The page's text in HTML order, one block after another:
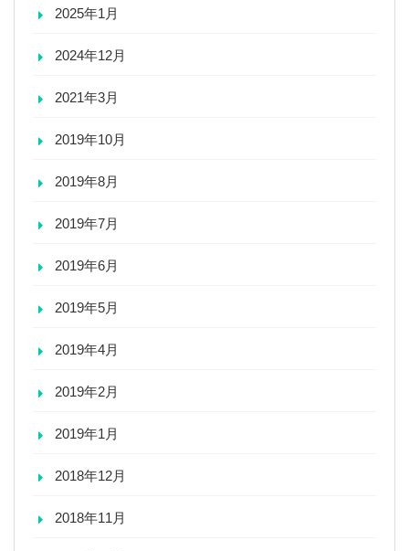
2025年1月
2024年12月
2021年3月
2019年10月
2019年8月
2019年7月
2019年6月
2019年5月
2019年4月
2019年2月
2019年1月
2018年12月
2018年11月